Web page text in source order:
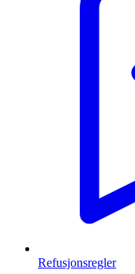
Refusjonsregler